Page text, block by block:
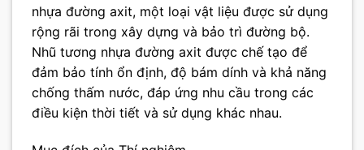
nhựa đường axit, một loại vật liệu được sử dụng
rộng rãi trong xây dựng và bảo trì đường bộ.
Nhũ tương nhựa đường axit được chế tạo để
đảm bảo tính ổn định, độ bám dính và khả năng
chống thấm nước, đáp ứng nhu cầu trong các
điều kiện thời tiết và sử dụng khác nhau.